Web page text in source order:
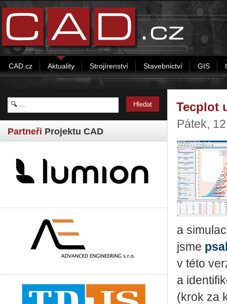
CAD.cz Aktuality Strojírenství Stavebnictví GIS
Partneři Projektu CAD
Tecplot
Pátek,
a
jsme
v této
a
(krok za